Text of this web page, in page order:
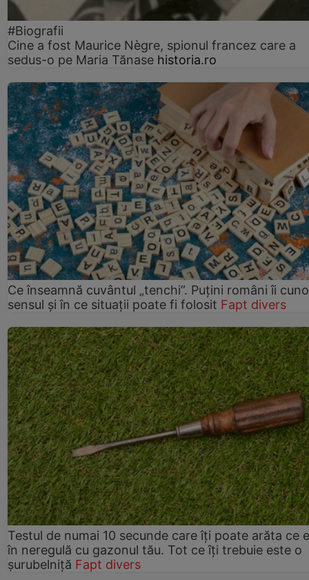
#Biografii
Cine a fost Maurice Nègre, spionul francez care a
sedus-o pe Maria Tănase historia.ro
Ce înseamnă cuvântul „tenchi”. Puțini români îi
sensul și în ce situații poate fi folosit Fapt divers
Testul de numai 10 secunde care îți poate arăta ce
în neregulă cu gazonul tău. Tot ce îți trebuie este o
șurubelniță Fapt divers